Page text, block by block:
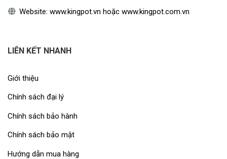
Website: www.kingpot.vn hoặc www.kingpot.com.vn
LIÊN KẾT NHANH
Giới thiệu
Chính sách đại lý
Chính sách bảo hành
Chính sách bảo mật
Hướng dẫn mua hàng